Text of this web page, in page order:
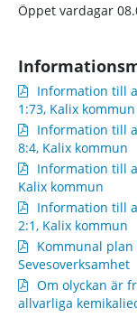
Öppet vardagar
Information till
1:73, Kalix kommun
Information till
8:4, Kalix kommun
Information till
Kalix kommun
Information till
2:1, Kalix kommun
Kommunal
Sevesoverksamhet
Om olyckan är
allvarliga